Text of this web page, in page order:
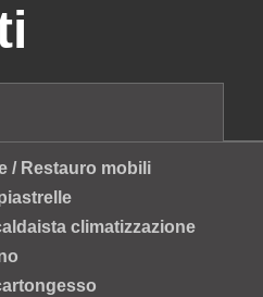
/ Restauro mobili
climatizzazione